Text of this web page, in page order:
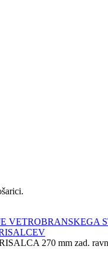
VETROBRANSKEGA
270 mm zad.